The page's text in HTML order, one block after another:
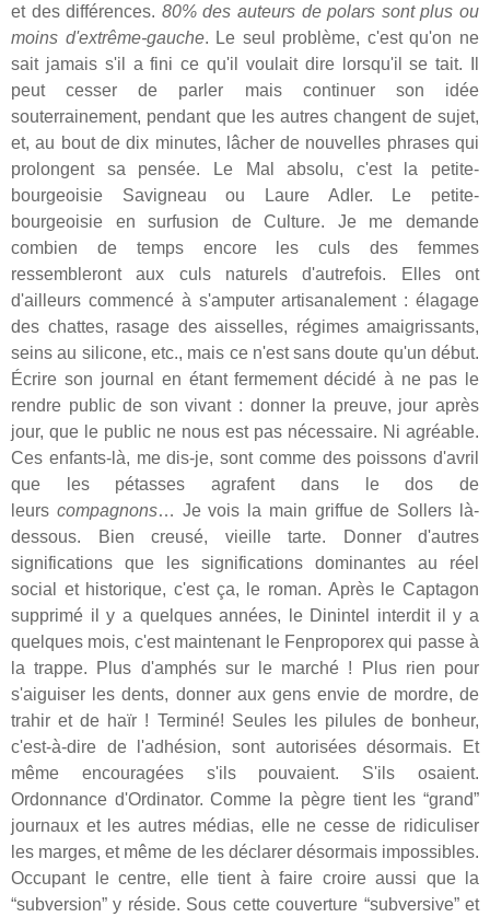
et des différences. 80% des auteurs de polars sont plus ou
moins d'extrême-gauche. Le seul problème, c'est qu'on ne
sait jamais s'il a fini ce qu'il voulait dire lorsqu'il se tait. Il
peut cesser de parler mais continuer son idée
souterrainement, pendant que les autres changent de sujet,
et, au bout de dix minutes, lâcher de nouvelles phrases qui
prolongent sa pensée. Le Mal absolu, c'est la petite-
bourgeoisie Savigneau ou Laure Adler. Le petite-
bourgeoisie en surfusion de Culture. Je me demande
combien de temps encore les culs des femmes
ressembleront aux culs naturels d'autrefois. Elles ont
d'ailleurs commencé à s'amputer artisanalement : élagage
des chattes, rasage des aisselles, régimes amaigrissants,
seins au silicone, etc., mais ce n'est sans doute qu'un début.
Écrire son journal en étant fermement décidé à ne pas le
rendre public de son vivant : donner la preuve, jour après
jour, que le public ne nous est pas nécessaire. Ni agréable.
Ces enfants-là, me dis-je, sont comme des poissons d'avril
que les pétasses agrafent dans le dos de
leurs compagnons… Je vois la main griffue de Sollers là-
dessous. Bien creusé, vieille tarte. Donner d'autres
significations que les significations dominantes au réel
social et historique, c'est ça, le roman. Après le Captagon
supprimé il y a quelques années, le Dinintel interdit il y a
quelques mois, c'est maintenant le Fenproporex qui passe à
la trappe. Plus d'amphés sur le marché ! Plus rien pour
s'aiguiser les dents, donner aux gens envie de mordre, de
trahir et de haïr ! Terminé! Seules les pilules de bonheur,
c'est-à-dire de l'adhésion, sont autorisées désormais. Et
même encouragées s'ils pouvaient. S'ils osaient.
Ordonnance d'Ordinator. Comme la pègre tient les “grand”
journaux et les autres médias, elle ne cesse de ridiculiser
les marges, et même de les déclarer désormais impossibles.
Occupant le centre, elle tient à faire croire aussi que la
“subversion” y réside. Sous cette couverture “subversive” et